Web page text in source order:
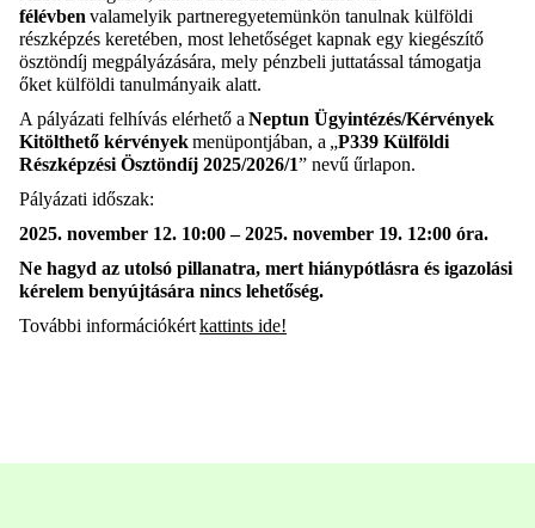
félévben valamelyik partneregyetemünkön tanulnak külföldi
részképzés keretében, most lehetőséget kapnak egy kiegészítő
ösztöndíj megpályázására, mely pénzbeli juttatással támogatja
őket külföldi tanulmányaik alatt.
A pályázati felhívás elérhető a Neptun Ügyintézés/Kérvények
Kitölthető kérvényekmenüpontjában, a „P339 Külföldi
Részképzési Ösztöndíj 2025/2026/1” nevű űrlapon.
Pályázati időszak:
2025. november 12. 10:00–2025. november 19. 12:00 óra.
Ne hagyd az utolsó pillanatra, mert hiánypótlásra és igazolási
kérelem benyújtására nincs lehetőség.
További információkértkattints ide!